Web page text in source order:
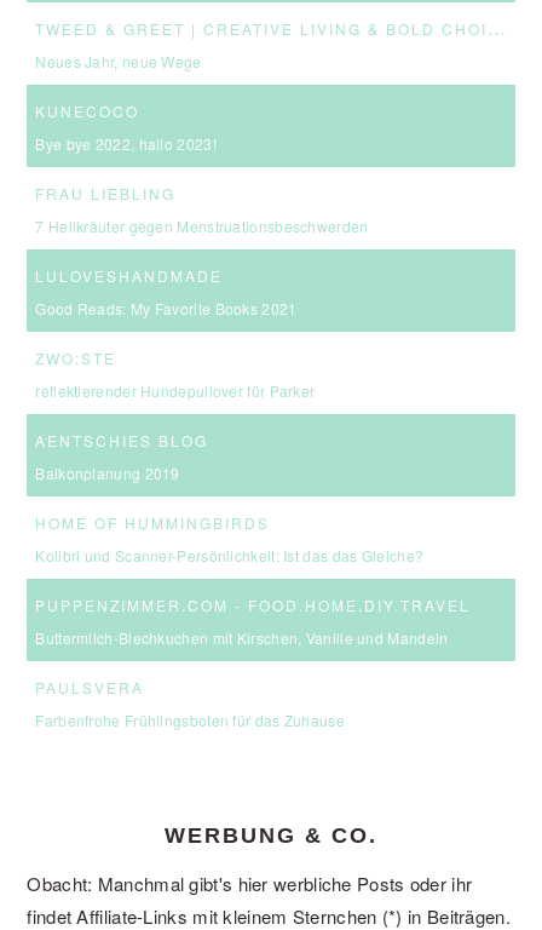
T
WEED & GREET | CREATIVE LIVING & BOLD CHOICES
Neues Jahr, neue Wege
KUNECOCO
Bye bye 2022, hallo 2023!
FRAU LIEBLING
7 Heilkräuter gegen Menstruationsbeschwerden
LULOVESHANDMADE
Good Reads: My Favorite Books 2021
ZWO:STE
reflektierender Hundepullover für Parker
AENTSCHIES BLOG
Balkonplanung 2019
HOME OF HUMMINGBIRDS
Kolibri und Scanner-Persönlichkeit: Ist das das Gleiche?
PUPPENZIMMER.COM - FOOD.HOME.DIY.TRAVEL
Buttermilch-Blechkuchen mit Kirschen, Vanille und Mandeln
PAULSVERA
Farbenfrohe Frühlingsboten für das Zuhause
WERBUNG & CO.
Obacht: Manchmal gibt's hier werbliche Posts oder ihr
findet Affiliate-Links mit kleinem Sternchen (*) in Beiträgen.